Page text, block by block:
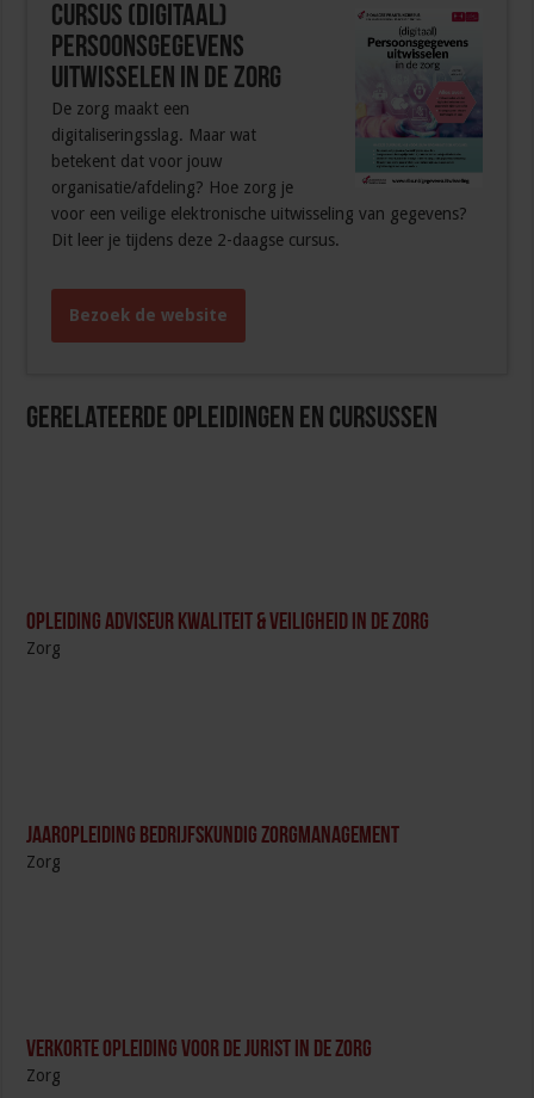
Cursus (digitaal)
Persoonsgegevens
uitwisselen in de zorg
De zorg maakt een
digitaliseringsslag. Maar wat
betekent dat voor jouw
organisatie/afdeling? Hoe zorg je
voor een veilige elektronische uitwisseling van gegevens?
Dit leer je tijdens deze 2-daagse cursus.
Bezoek de website
Gerelateerde Opleidingen en Cursussen
Opleiding Adviseur Kwaliteit & Veiligheid in de zorg
Zorg
Jaaropleiding Bedrijfskundig Zorgmanagement
Zorg
Verkorte opleiding voor de Jurist in de Zorg
Zorg